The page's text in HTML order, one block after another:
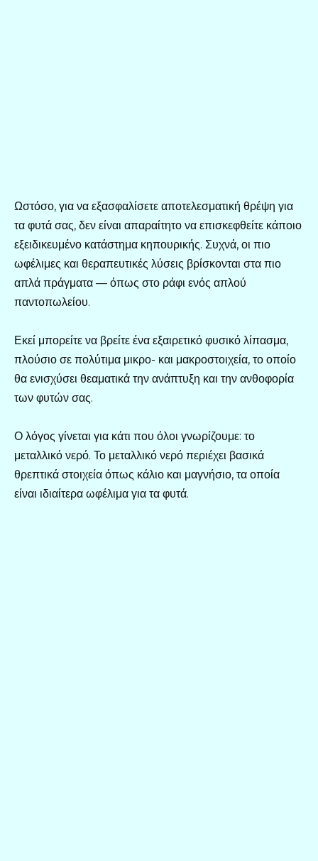
Ωστόσο, για να εξασφαλίσετε αποτελεσματική θρέψη για
τα φυτά σας, δεν είναι απαραίτητο να επισκεφθείτε κάποιο
εξειδικευμένο κατάστημα κηπουρικής. Συχνά, οι πιο
ωφέλιμες και θεραπευτικές λύσεις βρίσκονται στα πιο
απλά πράγματα — όπως στο ράφι ενός απλού
παντοπωλείου.
Εκεί μπορείτε να βρείτε ένα εξαιρετικό φυσικό λίπασμα,
πλούσιο σε πολύτιμα μικρο- και μακροστοιχεία, το οποίο
θα ενισχύσει θεαματικά την ανάπτυξη και την ανθοφορία
των φυτών σας.
Ο λόγος γίνεται για κάτι που όλοι γνωρίζουμε: το
μεταλλικό νερό. Το μεταλλικό νερό περιέχει βασικά
θρεπτικά στοιχεία όπως κάλιο και μαγνήσιο, τα οποία
είναι ιδιαίτερα ωφέλιμα για τα φυτά.